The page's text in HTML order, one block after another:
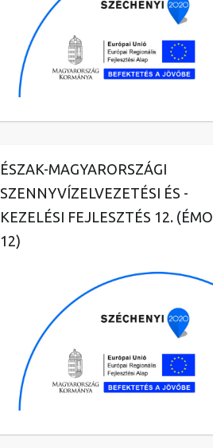
ÉSZAK-MAGYARORSZÁGI
SZENNYVÍZELVEZETÉSI ÉS -
KEZELÉSI FEJLESZTÉS 12. (ÉMO
12)